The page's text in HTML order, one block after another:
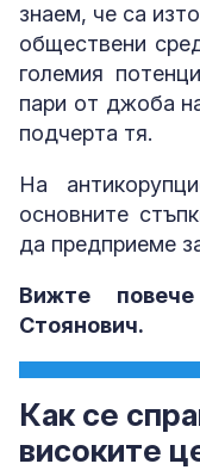
знаем, че са
обществени
големия
пари от джоба
подчерта тя.
На
основните
да предприеме
Вижте
Стоянович.
Как се
високите